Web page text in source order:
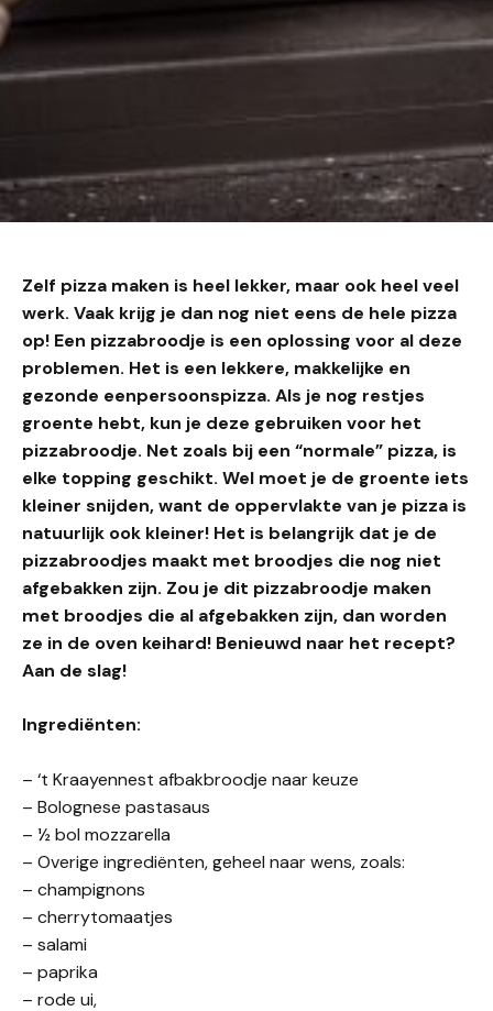
Zelf pizza maken is heel lekker, maar ook heel veel
werk. Vaak krijg je dan nog niet eens de hele pizza
op! Een pizzabroodje is een oplossing voor al deze
problemen. Het is een lekkere, makkelijke en
gezonde eenpersoonspizza. Als je nog restjes
groente hebt, kun je deze gebruiken voor het
pizzabroodje. Net zoals bij een “normale” pizza, is
elke topping geschikt. Wel moet je de groente iets
kleiner snijden, want de oppervlakte van je pizza is
natuurlijk ook kleiner! Het is belangrijk dat je de
pizzabroodjes maakt met broodjes die nog niet
afgebakken zijn. Zou je dit pizzabroodje maken
met broodjes die al afgebakken zijn, dan worden
ze in de oven keihard! Benieuwd naar het recept?
Aan de slag!
Ingrediënten:
– ‘t Kraayennest afbakbroodje naar keuze
– Bolognese pastasaus
– ½ bol mozzarella
– Overige ingrediënten, geheel naar wens, zoals:
– champignons
– cherrytomaatjes
– salami
– paprika
– rode ui,